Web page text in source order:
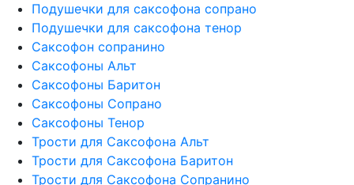
Подушечки для саксофона сопрано
Подушечки для саксофона тенор
Саксофон сопранино
Саксофоны Альт
Саксофоны Баритон
Саксофоны Сопрано
Саксофоны Тенор
Трости для Саксофона Альт
Трости для Саксофона Баритон
Трости для Саксофона Сопранино